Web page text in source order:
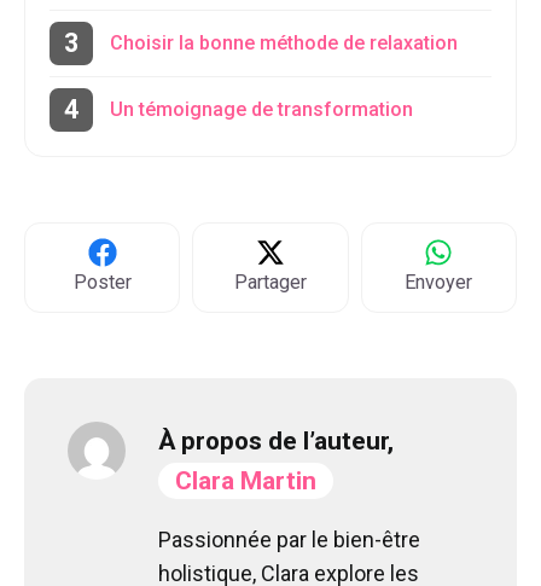
Choisir la bonne méthode de relaxation
Un témoignage de transformation
Poster Partager Envoyer
À propos de l’auteur,
Clara Martin
Passionnée par le bien-être
holistique, Clara explore les